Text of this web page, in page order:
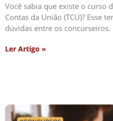
Você sabia que existe o curso
Contas da União (TCU)? Esse
dúvidas entre os
Ler Artigo »